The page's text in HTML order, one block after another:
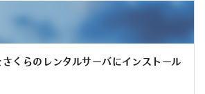
くらのレンタルサーバにインストール